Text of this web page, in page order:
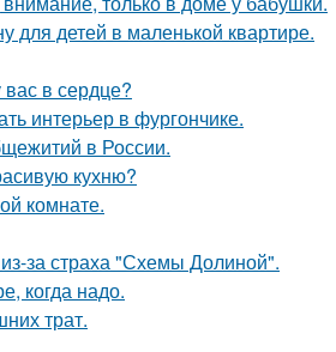
для детей в маленькой квартире.
в сердце?
интерьер в фургончике.
в России.
кухню?
комнате.
за страха "Схемы Долиной".
когда надо.
трат.